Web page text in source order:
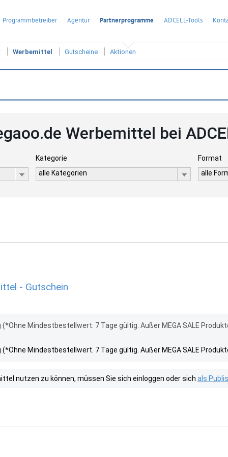
Programmbetreiber Agentur Partnerprogramme ADCELL-Tools
Werbemittel Gutscheine Aktionen
Werbemittel bei
Kategorie
alle Kategorien
Format
alle
- Gutschein
Mindestbestellwert. 7 Tage gültig. Außer MEGA SALE
Mindestbestellwert. 7 Tage gültig. Außer MEGA SALE
nutzen zu können, müssen Sie sich einloggen oder sich als